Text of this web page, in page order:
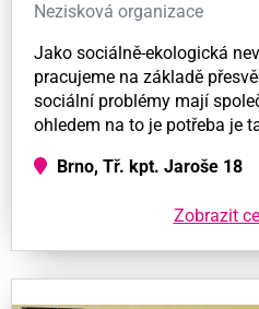
Nezisková organizace
Jako sociálně-ekologická
pracujeme na základě
sociální problémy mají
ohledem na to je potřeba je
Brno, Tř. kpt. Jaroše 18
Zobrazit